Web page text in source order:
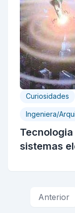
Curiosidades
Ingeniera/
sistemas
Anterior